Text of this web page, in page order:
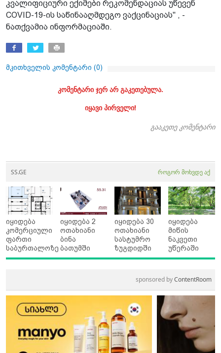
კვალიფიციური ექიმები რეკომენდაციას უწევენ
COVID-19-ის საწინააღმდეგო ვაქცინაციას" , -
ნათქვამია ინფორმაციაში.
მკითხველის კომენტარი (0)
კომენტარი ჯერ არ გაკეთებულა.
იყავი პირველი!
გააკეთე კომენტარი
SS.GE როგორ მოხვდე აქ
იყიდება
კომერციული
ფართი
საბურთალოზე
იყიდება 2
ოთახიანი
ბინა
ბათუმში
იყიდება 30
ოთახიანი
სასტუმრო
ზუგდიდში
იყიდება
მიწის
ნაკვეთი
უწერაში
sponsored byContentRoom